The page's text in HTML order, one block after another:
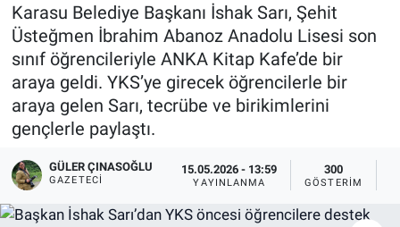
Karasu Belediye Başkanı İshak Sarı, Şehit
Üsteğmen İbrahim Abanoz Anadolu Lisesi son
sınıf öğrencileriyle ANKA Kitap Kafe’de bir
araya geldi. YKS’ye girecek öğrencilerle bir
araya gelen Sarı, tecrübe ve birikimlerini
gençlerle paylaştı.
GÜLER ÇINASOĞLU
GAZETECI
15.05.2026 - 13:59
YAYINLANMA
300
GÖSTERIM